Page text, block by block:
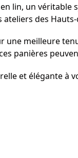
lin, un véritable
des
une meilleure
panières
et élégante à